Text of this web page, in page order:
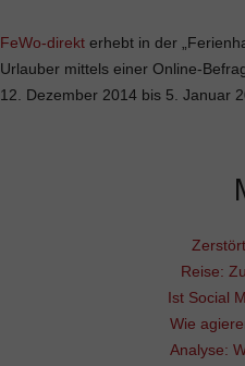
FeWo-direkterhebt in der
Urlauber mittels einer Online-
12. Dezember 2014 bis 5. Januar
Reise:
Ist Social
Wie
Analyse: